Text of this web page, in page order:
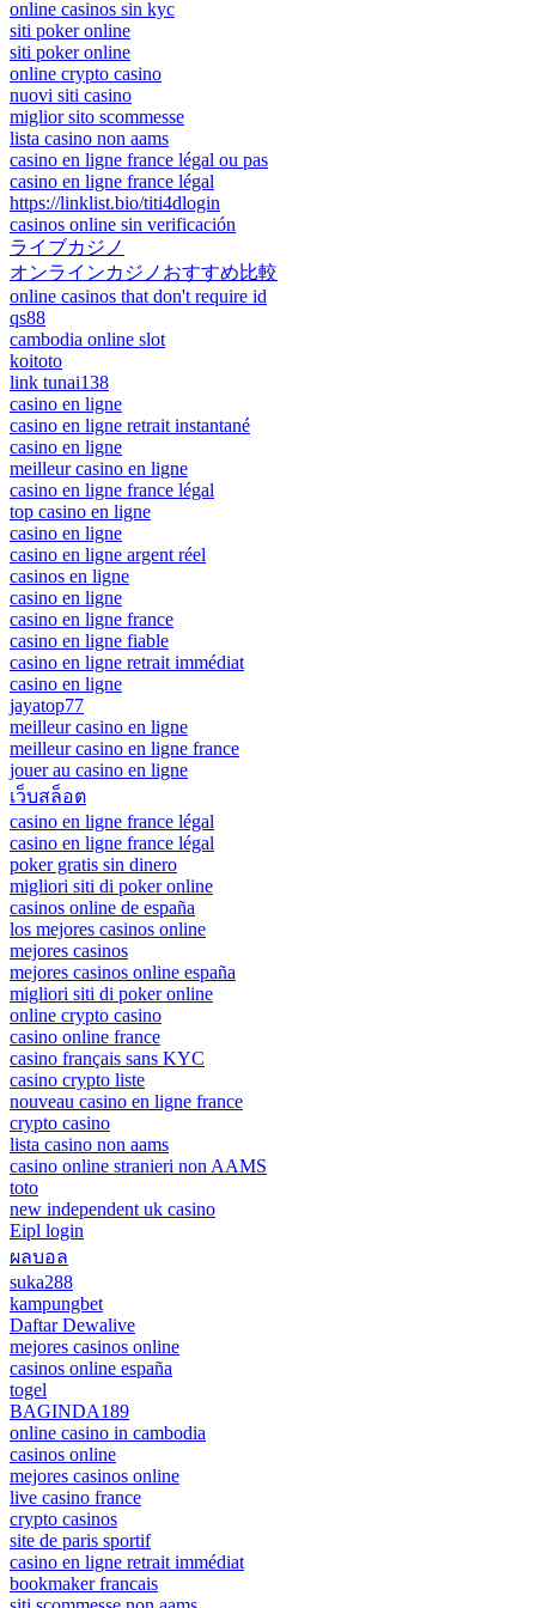
online casinos sin kyc
siti poker online
siti poker online
online crypto casino
nuovi siti casino
miglior sito scommesse
lista casino non aams
casino en ligne france légal ou pas
casino en ligne france légal
https://linklist.bio/titi4dlogin
casinos online sin verificación
ライブカジノ
オンラインカジノおすすめ比較
online casinos that don't require id
qs88
cambodia online slot
koitoto
link tunai138
casino en ligne
casino en ligne retrait instantané
casino en ligne
meilleur casino en ligne
casino en ligne france légal
top casino en ligne
casino en ligne
casino en ligne argent réel
casinos en ligne
casino en ligne
casino en ligne france
casino en ligne fiable
casino en ligne retrait immédiat
casino en ligne
jayatop77
meilleur casino en ligne
meilleur casino en ligne france
jouer au casino en ligne
เว็บสล็อต
casino en ligne france légal
casino en ligne france légal
poker gratis sin dinero
migliori siti di poker online
casinos online de españa
los mejores casinos online
mejores casinos
mejores casinos online españa
migliori siti di poker online
online crypto casino
casino online france
casino français sans KYC
casino crypto liste
nouveau casino en ligne france
crypto casino
lista casino non aams
casino online stranieri non AAMS
toto
new independent uk casino
Eipl login
ผลบอล
suka288
kampungbet
Daftar Dewalive
mejores casinos online
casinos online españa
togel
BAGINDA189
online casino in cambodia
casinos online
mejores casinos online
live casino france
crypto casinos
site de paris sportif
casino en ligne retrait immédiat
bookmaker francais